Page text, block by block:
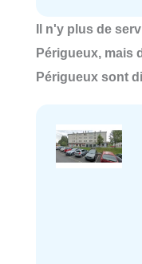
Il n'y plus de
Périgueux, mais
Périgueux sont